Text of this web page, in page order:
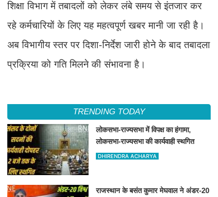
शिक्षा विभाग में तबादलों को लेकर लंबे समय से इंतजार कर
रहे कर्मचारियों के लिए यह महत्वपूर्ण खबर मानी जा रही है।
अब विभागीय स्तर पर दिशा-निर्देश जारी होने के बाद तबादला
प्रक्रिया को गति मिलने की संभावना है।
TRENDING TODAY
लोकसभा-राज्यसभा में विपक्ष का हंगामा,
लोकसभा-राज्यसभा की कार्यवाही स्थगित
DHIRENDRA ACHARYA
राजस्थान के बसंत कुमार मेघवाल ने अंडर-20